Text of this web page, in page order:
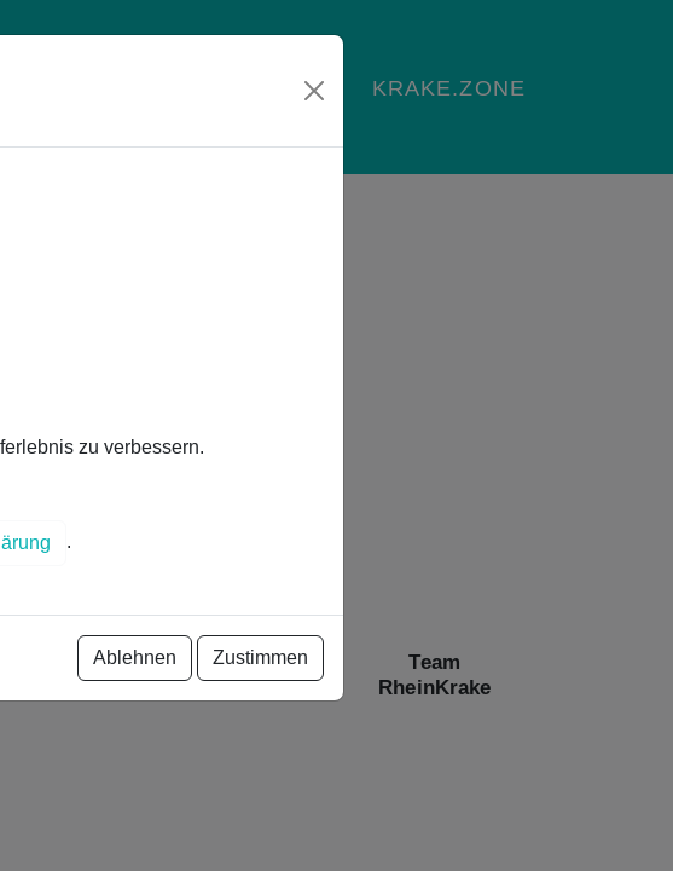
zu verbessern.
.
Ablehnen Zustimmen
KONTAKT KRAKE.ZONE
Team Müllseum
Team
RheinKrake